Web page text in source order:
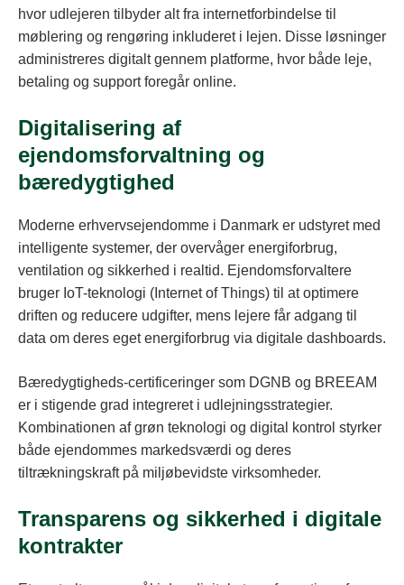
hvor udlejeren tilbyder alt fra internetforbindelse til
møblering og rengøring inkluderet i lejen. Disse løsninger
administreres digitalt gennem platforme, hvor både leje,
betaling og support foregår online.
Digitalisering af
ejendomsforvaltning og
bæredygtighed
Moderne erhvervsejendomme i Danmark er udstyret med
intelligente systemer, der overvåger energiforbrug,
ventilation og sikkerhed i realtid. Ejendomsforvaltere
bruger IoT-teknologi (Internet of Things) til at optimere
driften og reducere udgifter, mens lejere får adgang til
data om deres eget energiforbrug via digitale dashboards.
Bæredygtigheds-certificeringer som DGNB og BREEAM
er i stigende grad integreret i udlejningsstrategier.
Kombinationen af grøn teknologi og digital kontrol styrker
både ejendommes markedsværdi og deres
tiltrækningskraft på miljøbevidste virksomheder.
Transparens og sikkerhed i digitale
kontrakter